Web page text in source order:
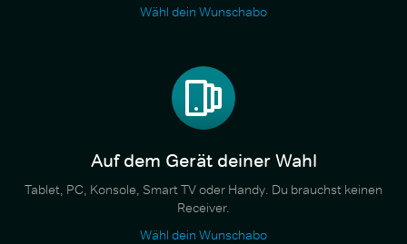
Wähl dein Wunschabo
Auf dem Gerät deiner Wahl
Tablet, PC, Konsole, Smart TV oder Handy. Du brauchst keinen
Receiver.
Wähl dein Wunschabo